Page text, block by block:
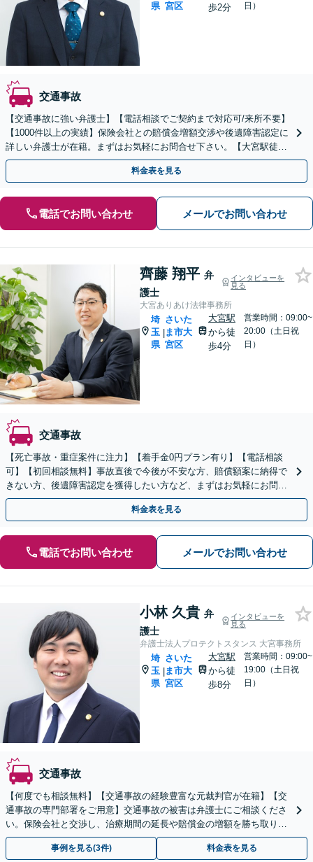
県 宮区
歩2分
日）
交通事故
【交通事故に強い弁護士】【電話相談でご契約まで対応可/来所不要】
【1000件以上の実績】保険会社との賠償金増額交渉や後遺障害認定に
詳しい弁護士が在籍。まずはお気軽にお問合せ下さい。【大宮駅徒歩
2分】
料金表を見る
電話でお問い合わせ メールでお問い合わせ
齊藤 翔平 弁
護士
インタビューを
見る
大宮ありあけ法律事務所
埼
玉
県
|
さいた
ま市大
宮区
大宮駅
から徒
歩4分
営業時間：09:00~
20:00（土日祝
日）
交通事故
【死亡事故・重症案件に注力】【着手金0円プラン有り】【電話相談
可】【初回相談無料】事故直後で今後が不安な方、賠償額案に納得で
きない方、後遺障害認定を獲得したい方など、まずはお気軽にお問い
合わせください。
料金表を見る
電話でお問い合わせ メールでお問い合わせ
小林 久貴 弁
護士
インタビューを
見る
弁護士法人プロテクトスタンス 大宮事務所
埼
玉
県
|
さいた
ま市大
宮区
大宮駅
から徒
歩8分
営業時間：09:00~
19:00（土日祝
日）
交通事故
【何度でも相談無料】【交通事故の経験豊富な元裁判官が在籍】【交
通事故の専門部署をご用意】交通事故の被害は弁護士にご相談くださ
い。保険会社と交渉し、治療期間の延長や賠償金の増額を勝ち取りま
す。後遺障害の等級認定の手続きなどもお任せください。
事例を見る(3件) 料金表を見る